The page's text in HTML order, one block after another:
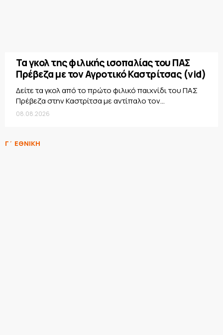
Τα γκολ της φιλικής ισοπαλίας του ΠΑΣ
Πρέβεζα με τον Αγροτικό Καστρίτσας (vid)
Δείτε τα γκολ από το πρώτο φιλικό παιχνίδι του ΠΑΣ
Πρέβεζα στην Καστρίτσα με αντίπαλο τον...
08.08.2026
Γ΄ ΕΘΝΙΚΗ